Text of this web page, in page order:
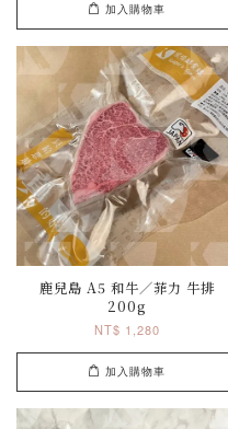
加入購物車
鹿兒島 A5 和牛／菲力 牛排
200g
NT$ 1,280
加入購物車